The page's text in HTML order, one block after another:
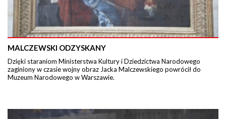
MALCZEWSKI ODZYSKANY
Dzięki staraniom Ministerstwa Kultury i Dziedzictwa Narodowego
zaginiony w czasie wojny obraz Jacka Malczewskiego powrócił do
Muzeum Narodowego w Warszawie.